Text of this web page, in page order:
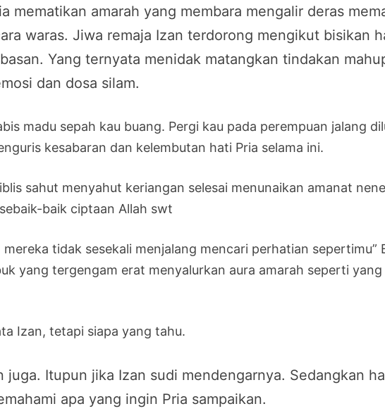
mematikan amarah yang membara mengalir deras
waras. Jiwa remaja Izan terdorong mengikut bisikan
Yang ternyata menidak matangkan tindakan
dan dosa silam.
madu sepah kau buang. Pergi kau pada perempuan jalang
kesabaran dan kelembutan hati Pria selama ini.
sahut menyahut keriangan selesai menunaikan amanat
baik ciptaan Allah swt
mereka tidak sesekali menjalang mencari perhatian sepertimu”
yang tergengam erat menyalurkan aura amarah seperti
Izan, tetapi siapa yang tahu.
juga. Itupun jika Izan sudi mendengarnya. Sedangkan
apa yang ingin Pria sampaikan.